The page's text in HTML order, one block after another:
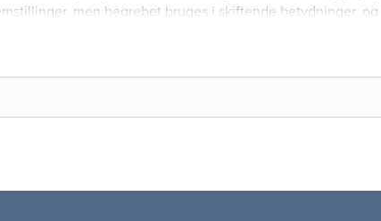
men begrebet bruges i skiftende betydninger,